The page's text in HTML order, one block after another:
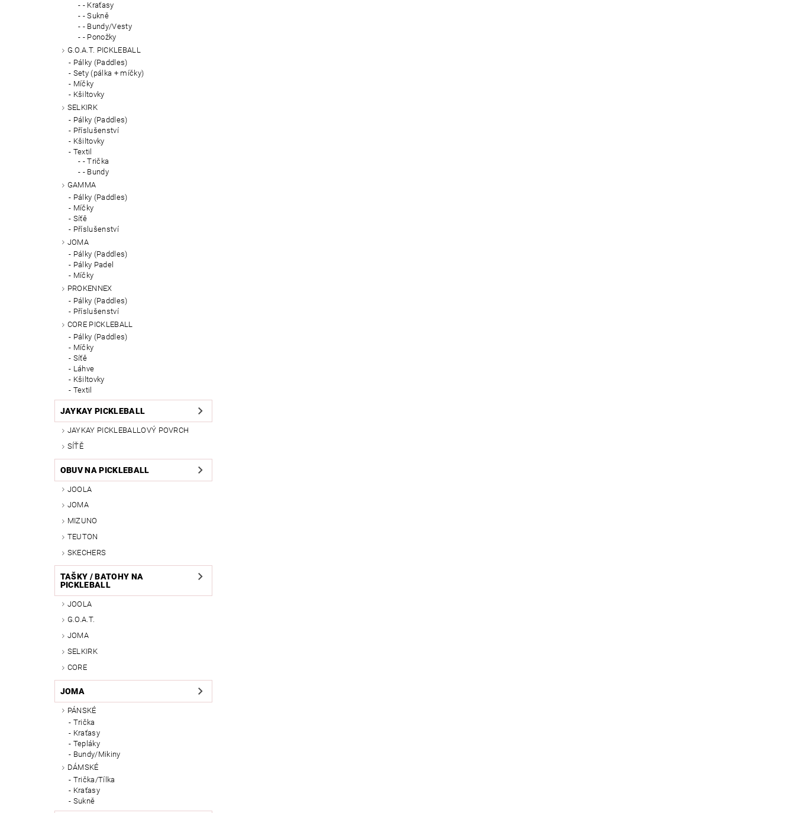
- Kraťasy
- Sukně
- Bundy/Vesty
- Ponožky
G.O.A.T. PICKLEBALL
Pálky (Paddles)
Sety (pálka + míčky)
Míčky
Kšiltovky
SELKIRK
Pálky (Paddles)
Příslušenství
Kšiltovky
Textil
- Trička
- Bundy
GAMMA
Pálky (Paddles)
Míčky
Síťě
Příslušenství
JOMA
Pálky (Paddles)
Pálky Padel
Míčky
PROKENNEX
Pálky (Paddles)
Příslušenství
CORE PICKLEBALL
Pálky (Paddles)
Míčky
Síťě
Láhve
Kšiltovky
Textil
JAYKAY PICKLEBALL
JAYKAY PICKLEBALLOVÝ POVRCH
SÍŤĚ
OBUV NA PICKLEBALL
JOOLA
JOMA
MIZUNO
TEUTON
SKECHERS
TAŠKY / BATOHY NA
PICKLEBALL
JOOLA
G.O.A.T.
JOMA
SELKIRK
CORE
JOMA
PÁNSKÉ
Trička
Kraťasy
Tepláky
Bundy/Mikiny
DÁMSKÉ
Trička/Tílka
Kraťasy
Sukně